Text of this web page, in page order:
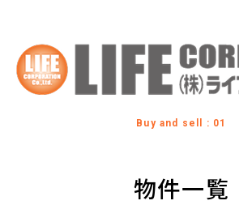
Buy and sell : 01
物件一覧